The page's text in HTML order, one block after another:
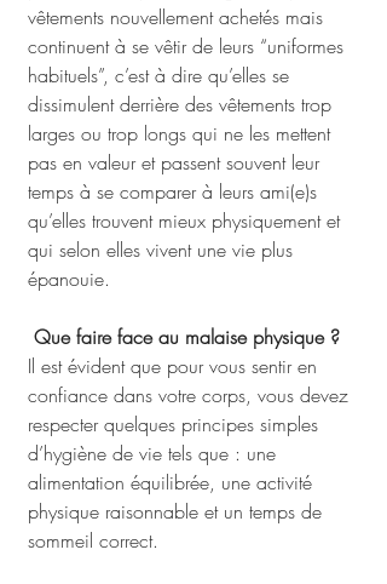
vêtements nouvellement achetés mais
continuent à se vêtir de leurs “uniformes
habituels”, c’est à dire qu’elles se
dissimulent derrière des vêtements trop
larges ou trop longs qui ne les mettent
pas en valeur et passent souvent leur
temps à se comparer à leurs ami(e)s
qu’elles trouvent mieux physiquement et
qui selon elles vivent une vie plus
épanouie.
Que faire face au malaise physique ?
Il est évident que pour vous sentir en
confiance dans votre corps, vous devez
respecter quelques principes simples
d’hygiène de vie tels que : une
alimentation équilibrée, une activité
physique raisonnable et un temps de
sommeil correct.